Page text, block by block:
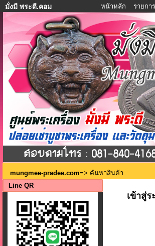
มั่งมี พระดี.คอม หน้าหลัก รายกา
mungmee-pradee.com=> ค้นหาสินค้า
Line QR
เข้าสู่ร